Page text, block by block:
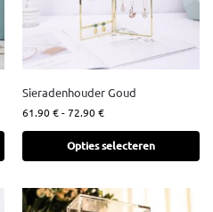
Sieradenhouder Goud
61.90€-72.90€
Opties selecteren